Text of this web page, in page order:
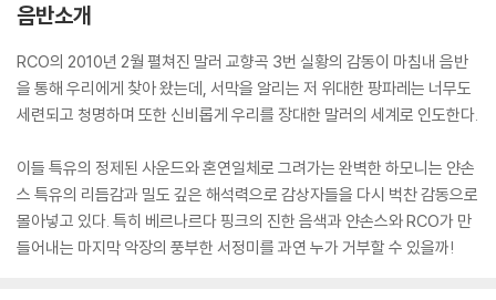
음반소개
RCO의 2010년 2월 펼쳐진 말러 교향곡 3번 실황의 감동이 마침내 음반
을 통해 우리에게 찾아 왔는데, 서막을 알리는 저 위대한 팡파레는 너무도
세련되고 청명하며 또한 신비롭게 우리를 장대한 말러의 세계로 인도한다.
이들 특유의 정제된 사운드와 혼연일체로 그려가는 완벽한 하모니는 얀손
스 특유의 리듬감과 밀도 깊은 해석력으로 감상자들을 다시 벅찬 감동으로
몰아넣고 있다. 특히 베르나르다 핑크의 진한 음색과 얀손스와 RCO가 만
들어내는 마지막 악장의 풍부한 서정미를 과연 누가 거부할 수 있을까!